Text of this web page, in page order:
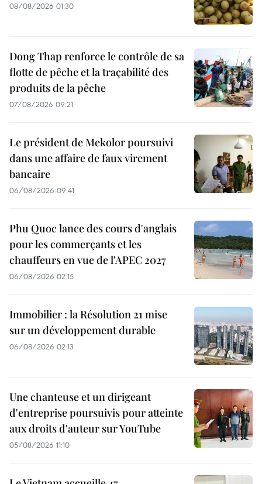
08/08/2026 01:30
Dong Thap renforce le contrôle de sa
flotte de pêche et la traçabilité des
produits de la pêche
07/08/2026 09:21
Le président de Mekolor poursuivi
dans une affaire de faux virement
bancaire
06/08/2026 09:41
Phu Quoc lance des cours d'anglais
pour les commerçants et les
chauffeurs en vue de l'APEC 2027
06/08/2026 02:15
Immobilier : la Résolution 21 mise
sur un développement durable
06/08/2026 02:13
Une chanteuse et un dirigeant
d'entreprise poursuivis pour atteinte
aux droits d'auteur sur YouTube
05/08/2026 11:10